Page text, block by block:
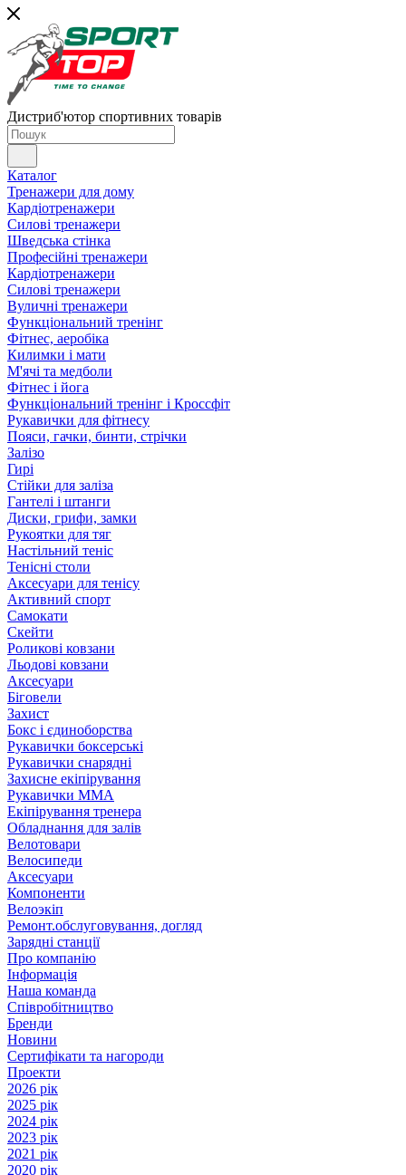
Дистриб'ютор спортивних товарів
Каталог
Тренажери для дому
Кардіотренажери
Силові тренажери
Шведська стінка
Професійні тренажери
Кардіотренажери
Силові тренажери
Вуличні тренажери
Функціональний тренінг
Фітнес, аеробіка
Килимки і мати
М'ячі та медболи
Фітнес і йога
Функціональний тренінг і Кроссфіт
Рукавички для фітнесу
Пояси, гачки, бинти, стрічки
Залізо
Гирі
Стійки для заліза
Гантелі і штанги
Диски, грифи, замки
Рукоятки для тяг
Настільний теніс
Тенісні столи
Аксесуари для тенісу
Активний спорт
Самокати
Скейти
Роликові ковзани
Льодові ковзани
Аксесуари
Біговели
Захист
Бокс і єдиноборства
Рукавички боксерські
Рукавички снарядні
Захисне екіпірування
Рукавички ММА
Екіпірування тренера
Обладнання для залів
Велотовари
Велосипеди
Аксесуари
Компоненти
Велоэкіп
Ремонт.обслуговування, догляд
Зарядні станції
Про компанію
Інформація
Наша команда
Співробітництво
Бренди
Новини
Сертифікати та нагороди
Проекти
2026 рік
2025 рік
2024 рік
2023 рік
2021 рік
2020 рік